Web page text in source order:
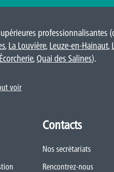
, La Louvière, Leuze-en-Hainaut,
Écorcherie, Quai des Salines).
voir
Contacts
Nos secrétariats
Rencontrez-nous